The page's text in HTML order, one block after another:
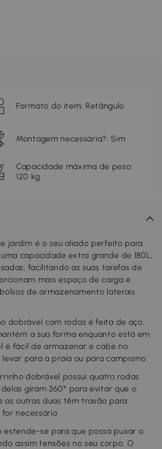
Formato do item: Retângulo
Montagem necessária?: Sim
Capacidade máxima de peso:
120 kg
jardim é o seu aliado perfeito para
capacidade extra grande de 180L,
facilitando as suas tarefas de
mais espaço de carga e
de armazenamento laterais
dobrável com rodas é feita de aço,
a sua forma enquanto está em
é fácil de armazenar e cabe no
para a praia ou para campismo
dobrável possui quatro rodas
giram 360° para evitar que o
as outras duas têm travão para
necessário
estende-se para que possa puxar o
assim tensões no seu corpo. O